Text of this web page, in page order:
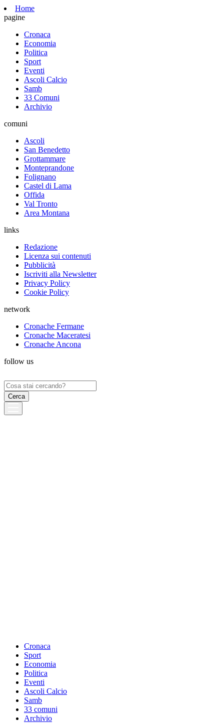
Home
pagine
Cronaca
Economia
Politica
Sport
Eventi
Ascoli Calcio
Samb
33 Comuni
Archivio
comuni
Ascoli
San Benedetto
Grottammare
Monteprandone
Folignano
Castel di Lama
Offida
Val Tronto
Area Montana
links
Redazione
Licenza sui contenuti
Pubblicità
Iscriviti alla Newsletter
Privacy Policy
Cookie Policy
network
Cronache Fermane
Cronache Maceratesi
Cronache Ancona
follow us
Ricerca
per:
Cronaca
Sport
Economia
Politica
Eventi
Ascoli Calcio
Samb
33 comuni
Archivio